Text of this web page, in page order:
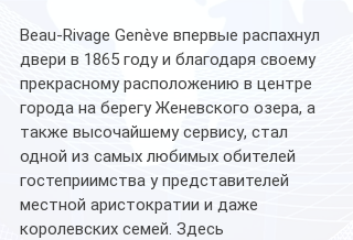
Beau-Rivage Genève впервые распахнул
двери в 1865 году и благодаря своему
прекрасному расположению в центре
города на берегу Женевского озера, а
также высочайшему сервису, стал
одной из самых любимых обителей
гостеприимства у представителей
местной аристократии и даже
королевских семей. Здесь